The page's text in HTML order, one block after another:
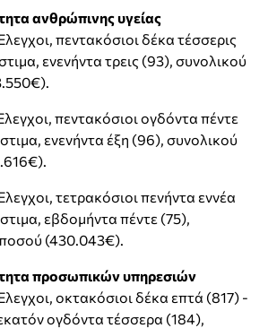
ανθρώπινης υγείας
πεντακόσιοι δέκα τέσσερις
ενενήντα τρεις (93), συνολικού
πεντακόσιοι ογδόντα πέντε
ενενήντα έξη (96), συνολικού
τετρακόσιοι πενήντα εννέα
εβδομήντα πέντε (75),
(430.043€).
προσωπικών υπηρεσιών
οκτακόσιοι δέκα επτά (817) -
ογδόντα τέσσερα (184),